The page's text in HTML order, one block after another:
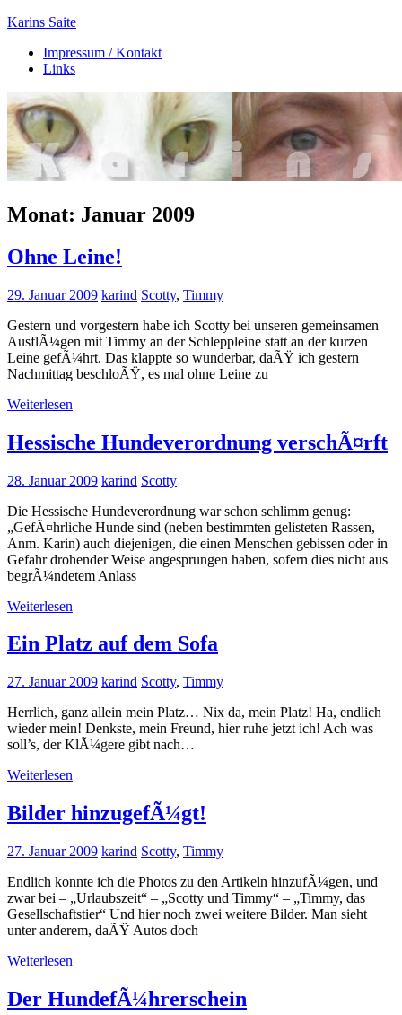
Zum
springen
Karins Saite
Tierisches
Ebsdorf
Impressum / Kontakt
Links
Monat: Januar 2009
Ohne Leine!
29. Januar 2009 karind Scotty, Timmy
Gestern und vorgestern habe ich Scotty bei unseren gemeinsamen
AusflÃ¼gen mit Timmy an der Schleppleine statt an der kurzen
Leine gefÃ¼hrt. Das klappte so wunderbar, daÃŸ ich gestern
Nachmittag beschloÃŸ, es mal ohne Leine zu
Weiterlesen
Hessische Hundeverordnung verschÃ¤rft
28. Januar 2009 karind Scotty
Die Hessische Hundeverordnung war schon schlimm genug:
„GefÃ¤hrliche Hunde sind (neben bestimmten gelisteten Rassen,
Anm. Karin) auch diejenigen, die einen Menschen gebissen oder in
Gefahr drohender Weise angesprungen haben, sofern dies nicht aus
begrÃ¼ndetem Anlass
Weiterlesen
Ein Platz auf dem Sofa
27. Januar 2009 karind Scotty, Timmy
Herrlich, ganz allein mein Platz… Nix da, mein Platz! Ha, endlich
wieder mein! Denkste, mein Freund, hier ruhe jetzt ich! Ach was
soll’s, der KlÃ¼gere gibt nach…
Weiterlesen
Bilder hinzugefÃ¼gt!
27. Januar 2009 karind Scotty, Timmy
Endlich konnte ich die Photos zu den Artikeln hinzufÃ¼gen, und
zwar bei – „Urlaubszeit“ – „Scotty und Timmy“ – „Timmy, das
Gesellschaftstier“ Und hier noch zwei weitere Bilder. Man sieht
unter anderem, daÃŸ Autos doch
Weiterlesen
Der HundefÃ¼hrerschein